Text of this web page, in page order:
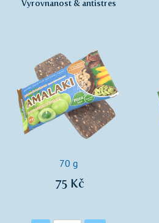
Vyrovnanost & antistres
70 g
75 Kč